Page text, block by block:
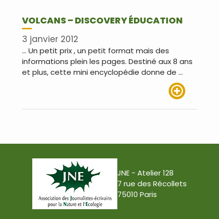
VOLCANS – DISCOVERY ÉDUCATION
3 janvier 2012
… Un petit prix , un petit format mais des
informations plein les pages. Destiné aux 8 ans
et plus, cette mini encyclopédie donne de …
JNE - Atelier 128
7 rue des Récollets
75010 Paris